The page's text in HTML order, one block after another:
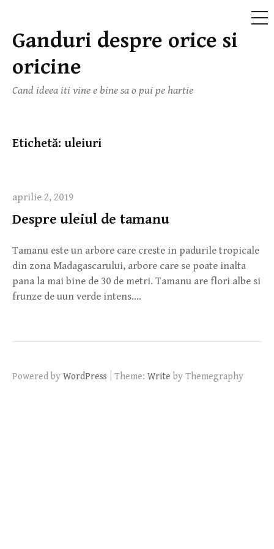
Skip
to
content
Ganduri despre orice si
oricine
Cand ideea iti vine e bine sa o pui pe hartie
Etichetă: uleiuri
aprilie 2, 2019
Despre uleiul de tamanu
Tamanu este un arbore care creste in padurile tropicale
din zona Madagascarului, arbore care se poate inalta
pana la mai bine de 30 de metri. Tamanu are flori albe si
frunze de uun verde intens….
Powered by WordPress Theme: Write by Themegraphy